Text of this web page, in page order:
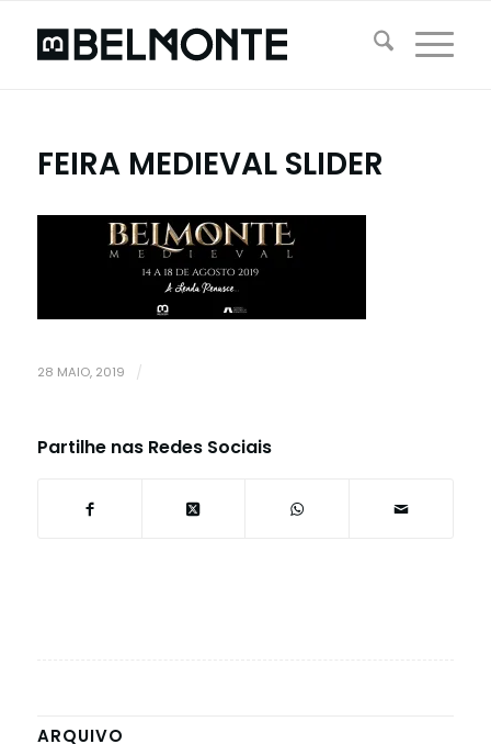
FEIRA MEDIEVAL SLIDER
28 MAIO, 2019 /
Partilhe nas Redes Sociais
ARQUIVO